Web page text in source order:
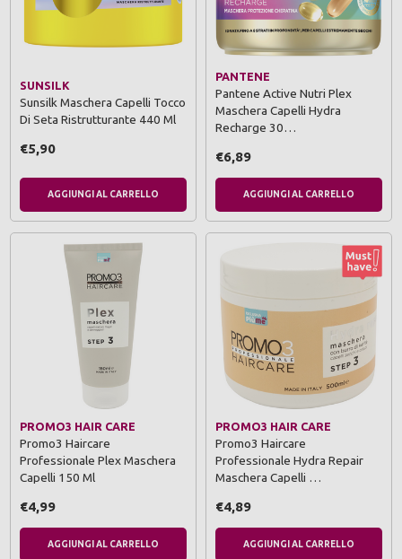
SUNSILK
Sunsilk Maschera Capelli Tocco
Di Seta Ristrutturante 440 Ml
€5,90
AGGIUNGI AL CARRELLO
PANTENE
Pantene Active Nutri Plex
Maschera Capelli Hydra
Recharge 30…
€6,89
AGGIUNGI AL CARRELLO
PROMO3 HAIR CARE
Promo3 Haircare
Professionale Plex Maschera
Capelli 150 Ml
€4,99
AGGIUNGI AL CARRELLO
PROMO3 HAIR CARE
Promo3 Haircare
Professionale Hydra Repair
Maschera Capelli …
€4,89
AGGIUNGI AL CARRELLO